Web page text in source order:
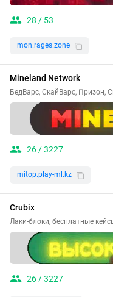
28 / 53
mon.rages.zone
Mineland Network
БедВарс, СкайВарс, Призон,
26 / 3227
mitop.play-ml.kz
Crubix
Лаки-блоки, бесплатные
26 / 3227